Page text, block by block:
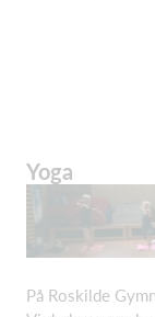
Yoga
På Roskilde